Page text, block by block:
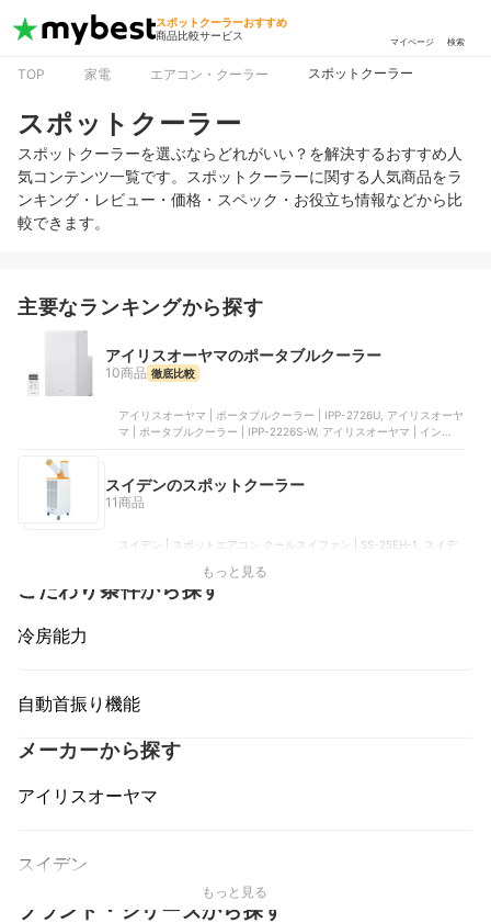
スポットクーラーおすすめ
商品比較サービス
マイページ 検索
TOP 家電 エアコン・クーラー スポットクーラー
スポットクーラー
スポットクーラーを選ぶならどれがいい？を解決するおすすめ人
気コンテンツ一覧です。スポットクーラーに関する人気商品をラ
ンキング・レビュー・価格・スペック・お役立ち情報などから比
較できます。
主要なランキングから探す
アイリスオーヤマのポータブルクーラー
10商品 徹底比較
アイリスオーヤマ | ポータブルクーラー | IPP-2726U, アイリスオーヤ
マ | ポータブルクーラー | IPP-2226S-W, アイリスオーヤマ | インバー
ー スポットクーラー | ICP-0302Y-W
スイデンのスポットクーラー
11商品
スイデン | スポットエアコン クールスイファン | SS-25EH-1, スイデ
デン | クールスイファン 2口スタンダードタイプ | SS-52EJ-3, スイデ
ン | クールスイファン | SS-28DJ-3, スイデン | スポットエアコン |
もっと見る
こだわり条件から探す
冷房能力
自動首振り機能
メーカーから探す
アイリスオーヤマ
スイデン
もっと見る
ブランド・シリーズから探す